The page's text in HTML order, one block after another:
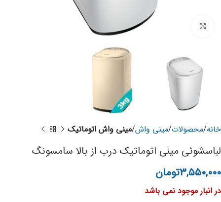
برای بزرگنمایی کلیک کنید
خانه محصولات مینی واش مینی واش اتوماتیک
لباسشوئی مینی اتوماتیک درب از بالا سامسونگ
۳,۵۵۰,۰۰۰تومان
در انبار موجود نمی باشد